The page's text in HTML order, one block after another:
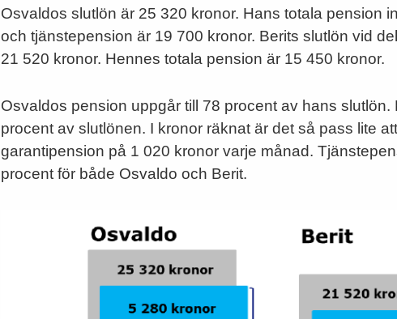
Osvaldos slutlön är 25 320 kronor. Hans totala pension
och tjänstepension är 19 700 kronor. Berits slutlön vid
21 520 kronor. Hennes totala pension är 15 450 kronor.
Osvaldos pension uppgår till 78 procent av hans slutlön.
procent av slutlönen. I kronor räknat är det så pass lite
garantipension på 1 020 kronor varje månad.
procent för både Osvaldo och Berit.